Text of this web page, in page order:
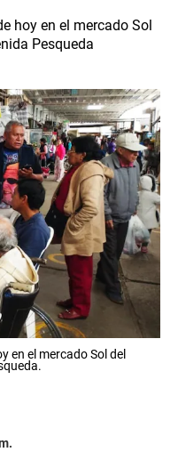
hoy en el mercado Sol
Pesqueda
en el mercado Sol del